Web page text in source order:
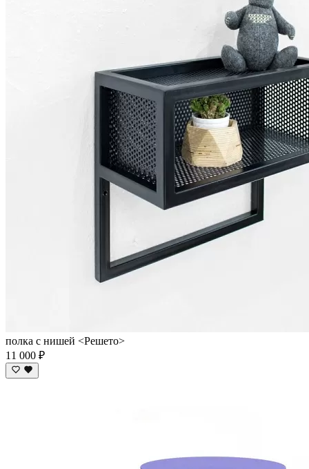
полка с нишей <Решето>
11 000 ₽